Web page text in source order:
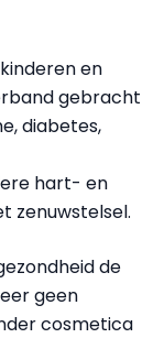
en
gebracht
diabetes,
hart- en
zenuwstelsel.
de
geen
cosmetica